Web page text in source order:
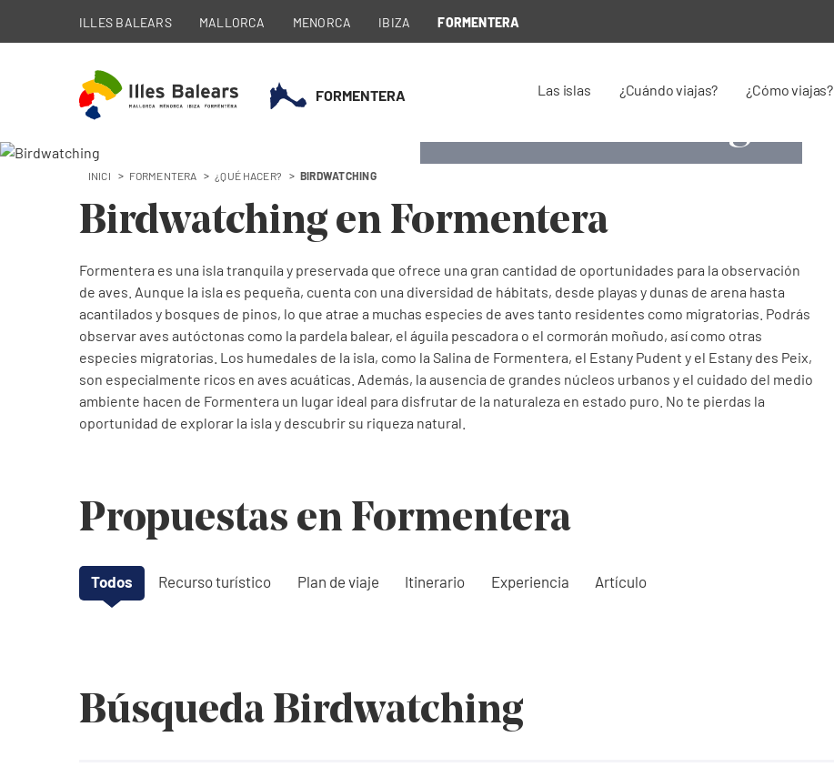
ILLES BALEARS MALLORCA MENORCA IBIZA FORMENTERA
FORMENTERA Las islas ¿Cuándo viajas? ¿Cómo viajas?
Birdwatching
Birdwatching
Birdwatching
INICI FORMENTERA ¿QUÉ HACER? BIRDWATCHING
Birdwatching en Formentera
Formentera es una isla tranquila y preservada que ofrece una gran cantidad de oportunidades para la observación
de aves. Aunque la isla es pequeña, cuenta con una diversidad de hábitats, desde playas y dunas de arena hasta
acantilados y bosques de pinos, lo que atrae a muchas especies de aves tanto residentes como migratorias. Podrás
observar aves autóctonas como la pardela balear, el águila pescadora o el cormorán moñudo, así como otras
especies migratorias. Los humedales de la isla, como la Salina de Formentera, el Estany Pudent y el Estany des Peix,
son especialmente ricos en aves acuáticas. Además, la ausencia de grandes núcleos urbanos y el cuidado del medio
ambiente hacen de Formentera un lugar ideal para disfrutar de la naturaleza en estado puro. No te pierdas la
oportunidad de explorar la isla y descubrir su riqueza natural.
Propuestas en Formentera
Todos Recurso turístico Plan de viaje Itinerario Experiencia Artículo
Búsqueda Birdwatching